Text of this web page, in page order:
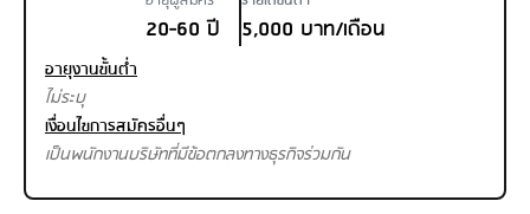
20-60 ปี 5,000 บาท/เดือน
อายุงานขั้นต่ำ
ไม่ระบุ
เงื่อนไขการสมัครอื่นๆ
เป็นพนักงานบริษัทที่มีข้อตกลงทางธุรกิจร่วมกัน